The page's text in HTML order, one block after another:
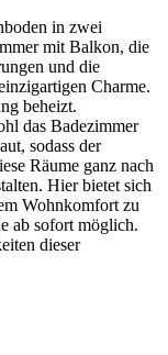
in zwei
mit Balkon, die
und die
Charme.
beheizt.
das Badezimmer
sodass der
Räume ganz nach
Hier bietet sich
Wohnkomfort zu
ab sofort möglich.
dieser